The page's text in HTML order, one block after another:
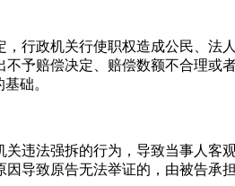
行政机关行使职权造成公民、法
予赔偿决定、赔偿数额不合理或
础。
违法强拆的行为，导致当事人客
导致原告无法举证的，由被告承